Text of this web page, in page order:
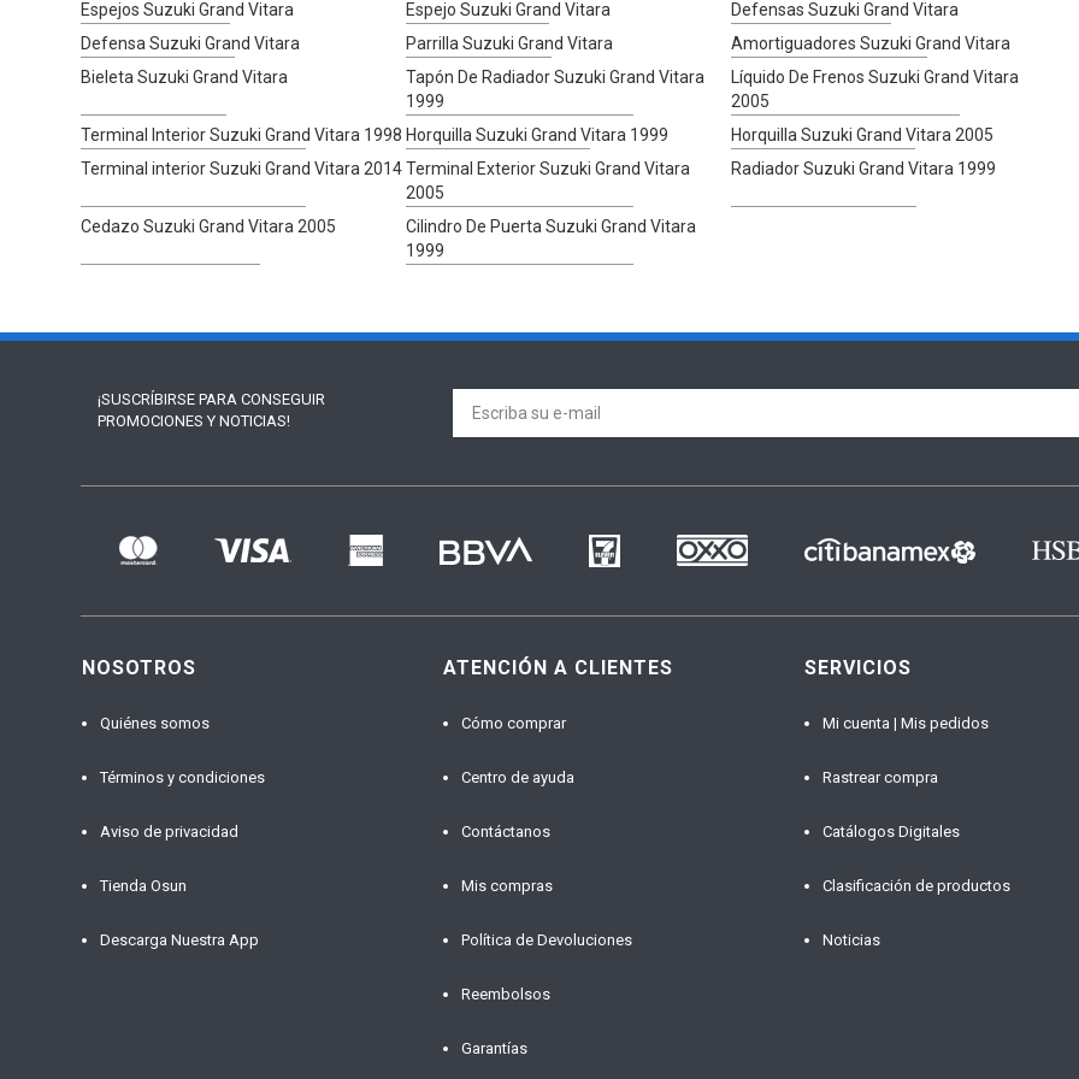
Espejos Suzuki Grand Vitara
Espejo Suzuki Grand Vitara
Defensas Suzuki Grand Vitara
Defensa Suzuki Grand Vitara
Parrilla Suzuki Grand Vitara
Amortiguadores Suzuki Grand Vitara
Bieleta Suzuki Grand Vitara
Tapón De Radiador Suzuki Grand Vitara
1999
Líquido De Frenos Suzuki Grand Vitara
2005
Terminal Interior Suzuki Grand Vitara 1998 Horquilla Suzuki Grand Vitara 1999
Horquilla Suzuki Grand Vitara 2005
Terminal interior Suzuki Grand Vitara 2014 Terminal Exterior Suzuki Grand Vitara
2005
Radiador Suzuki Grand Vitara 1999
Cedazo Suzuki Grand Vitara 2005
Cilindro De Puerta Suzuki Grand Vitara
1999
¡SUSCRÍBIRSE PARA CONSEGUIR
PROMOCIONES Y NOTICIAS!
NOSOTROS
Quiénes somos
Términos y condiciones
Aviso de privacidad
Tienda Osun
Descarga Nuestra App
ATENCIÓN A CLIENTES
Cómo comprar
Centro de ayuda
Contáctanos
Mis compras
Política de Devoluciones
Reembolsos
Garantías
SERVICIOS
Mi cuenta | Mis pedidos
Rastrear compra
Catálogos Digitales
Clasificación de productos
Noticias